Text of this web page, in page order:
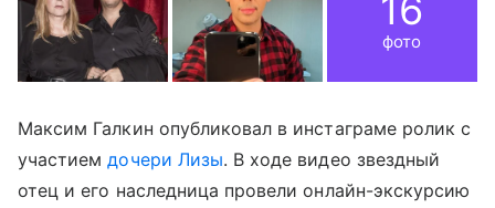
16
фото
Максим Галкин опубликовал в инстаграме ролик с
участиемдочери Лизы. В ходе видео звездный
отец и его наследница провели онлайн-экскурсию